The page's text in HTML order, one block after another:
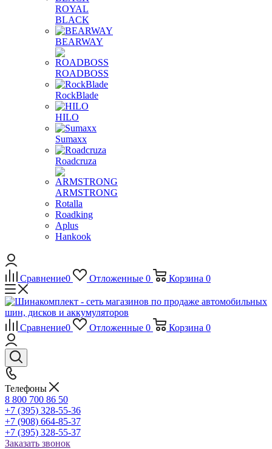
ROYAL
BLACK
BEARWAY
ROADBOSS
RockBlade
HILO
Sumaxx
Roadcruza
ARMSTRONG
Rotalla
Roadking
Aplus
Hankook
Сравнение0 Отложенные 0 Корзина 0
Сравнение0 Отложенные 0 Корзина 0
Телефоны
8 800 700 86 50
+7 (395) 328-55-36
+7 (908) 664-85-37
+7 (395) 328-55-37
Заказать звонок